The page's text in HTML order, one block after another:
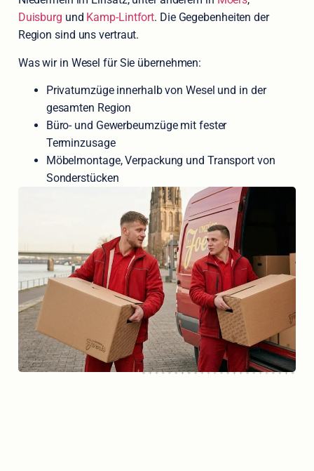
Duisburg und Kamp-Lintfort. Die Gegebenheiten der
Region sind uns vertraut.
Was wir in Wesel für Sie übernehmen:
Privatumzüge innerhalb von Wesel und in der
gesamten Region
Büro- und Gewerbeumzüge mit fester
Terminzusage
Möbelmontage, Verpackung und Transport von
Sonderstücken
Entrümpelung, Einlagerung und ergänzende
Dienstleistungen